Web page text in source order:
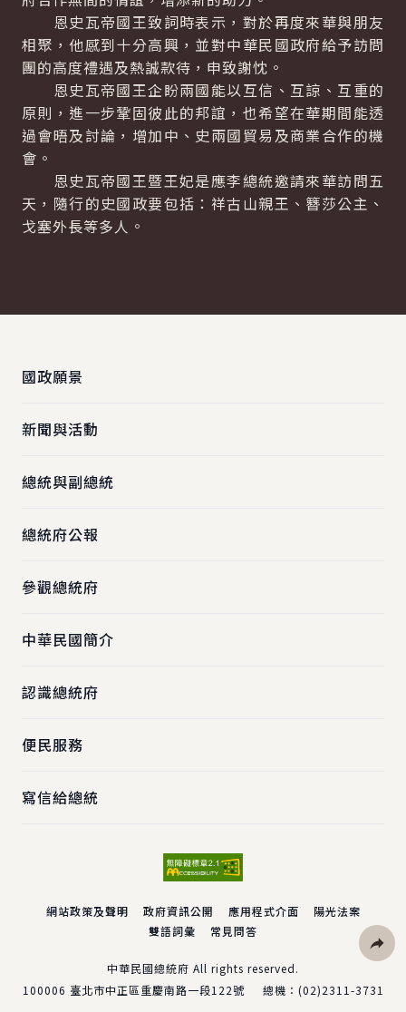
恩史瓦帝國王致詞時表示，對於再度來華與朋友
相聚，他感到十分高興，並對中華民國政府給予訪問
團的高度禮遇及熱誠款待，申致謝忱。
恩史瓦帝國王企盼兩國能以互信、互諒、互重的
原則，進一步鞏固彼此的邦誼，也希望在華期間能透
過會晤及討論，增加中、史兩國貿易及商業合作的機
會。
恩史瓦帝國王暨王妃是應李總統邀請來華訪問五
天，隨行的史國政要包括：祥古山親王、簪莎公主、
戈塞外長等多人。
國政願景
新聞與活動
總統與副總統
總統府公報
參觀總統府
中華民國簡介
認識總統府
便民服務
寫信給總統
網站政策及聲明 政府資訊公開 應用程式介面
陽光法案
雙語詞彙
常見問答
中華民國總統府 All rights reserved.
100006 臺北市中正區重慶南路一段122號 總機： (02)2311-3731